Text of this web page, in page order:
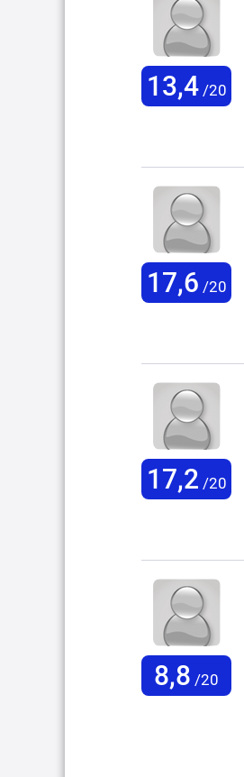
13,4/20
17,6 /20
17,2 /20
8,8 /20